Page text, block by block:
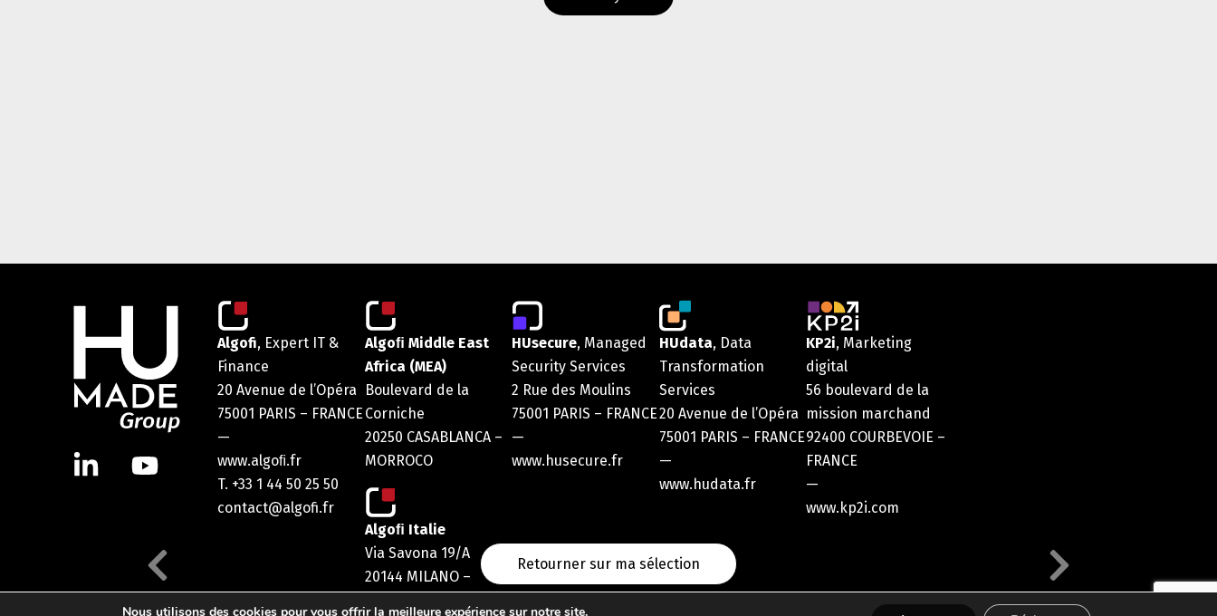
Retourner sur ma sélection
Algofi, Expert IT &
Finance
20 Avenue de l’Opéra
75001 PARIS – FRANCE
—
www.algoﬁ.fr
T. +33 1 44 50 25 50
contact@algofi.fr
Algoﬁ Middle East
Africa (MEA)
Boulevard de la
Corniche
20250 CASABLANCA –
MORROCO
Algoﬁ Italie
Via Savona 19/A
20144 MILANO –
HUsecure, Managed
Security Services
2 Rue des Moulins
75001 PARIS – FRANCE
—
www.husecure.fr
HUdata, Data
Transformation
Services
20 Avenue de l’Opéra
75001 PARIS – FRANCE
—
www.hudata.fr
KP2i, Marketing
digital
56 boulevard de la
mission marchand
92400 COURBEVOIE –
FRANCE
—
www.kp2i.com
Nous utilisons des cookies pour vous offrir la meilleure expérience sur notre site.